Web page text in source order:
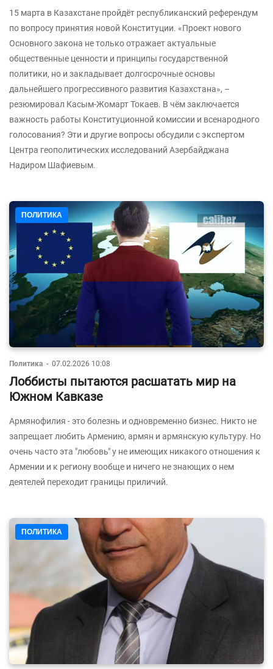
15 марта в Казахстане пройдёт республиканский референдум
по вопросу принятия новой Конституции. «Проект нового
Основного закона не только отражает актуальные
общественные ценности и принципы государственной
политики, но и закладывает долгосрочные основы
дальнейшего прогрессивного развития Казахстана», –
резюмировал Касым-Жомарт Токаев. В чём заключается
важность работы Конституционной комиссии и всенародного
голосования? Эти и другие вопросы обсудили с экспертом
Центра геополитических исследований Азербайджана
Надиром Шафиевым.
ПОЛИТИКА
Политика - 07.02.2026 10:08
Лоббисты пытаются расшатать мир на
Южном Кавказе
Армянофилия - это болезнь и одновременно бизнес. Никто не
запрещает любить Армению, армян и армянскую культуру. Но
очень часто эта "любовь" у не имеющих никакого отношения к
Армении и к региону вообще и ничего не знающих о нем
деятелей переходит границы приличий.
ПОЛИТИКА